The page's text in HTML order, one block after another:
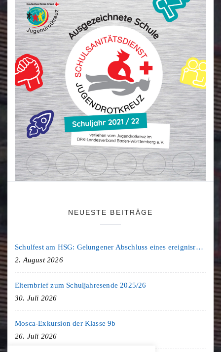
NEUESTE BEITRÄGE
Schulfest am HSG: Gelungener Abschluss eines ereignisreichen Schuljahres
2. August 2026
Elternbrief zum Schuljahresende 2025/26
30. Juli 2026
Mosca-Exkursion der Klasse 9b
26. Juli 2026